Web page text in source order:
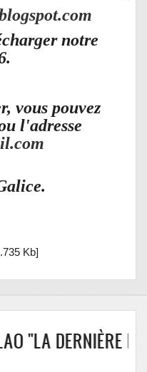
notre
vous pouvez
l'adresse
Kb]
DERNIÈRE